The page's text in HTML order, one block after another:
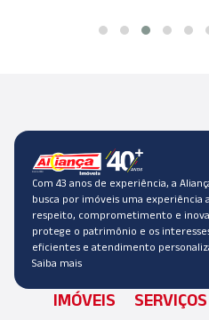
Com 43 anos de experiência, a
busca por imóveis uma experiência
respeito, comprometimento e
protege o patrimônio e os
eficientes e atendimento
Saiba mais
IMÓVEIS SERVIÇOS